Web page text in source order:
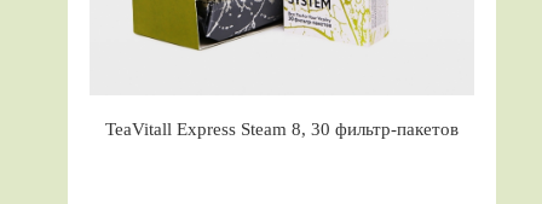
TeaVitall Express Steam 8, 30 фильтр-пакетов